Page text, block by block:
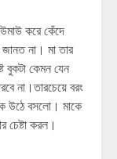
করে কেঁদে
না। মা তার
বুকটা কেমন যেন
না।তারচেয়ে বরং
উঠে বসলো। মাকে
চেষ্টা করল।